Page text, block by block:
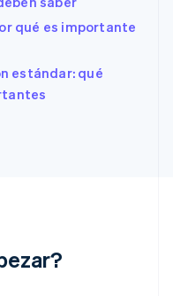
qué es importante
estándar: qué